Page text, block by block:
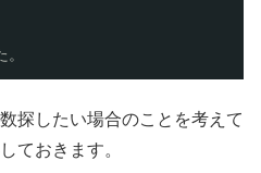
探したい場合のことを考えて
ておきます。